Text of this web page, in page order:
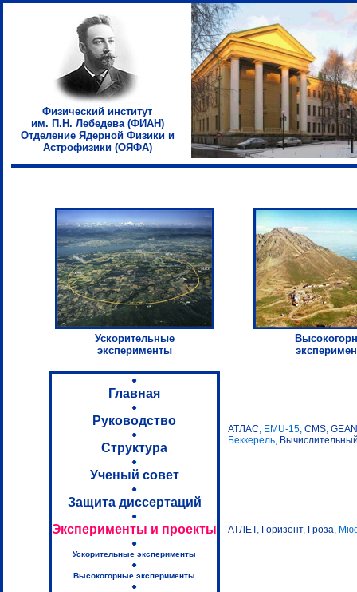
Физический институт
им. П.Н. Лебедева (ФИАН)
Отделение Ядерной Физики и
Астрофизики (ОЯФА)
Ускорительные
эксперименты
Главная
Руководство
Структура
Ученый совет
Защита диссертаций
Эксперименты и проекты
Ускорительные эксперименты
Высокогорные эксперименты
АТЛАС, EMU-15, CMS,
Беккерель,
АТЛЕТ, Горизонт, Гроза,